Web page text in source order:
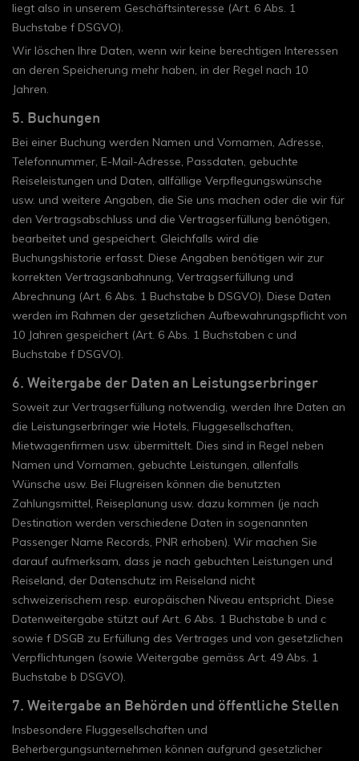
liegt also in unserem Geschäftsinteresse (Art. 6 Abs. 1
Buchstabe f DSGVO).
Wir löschen Ihre Daten, wenn wir keine berechtigen Interessen
an deren Speicherung mehr haben, in der Regel nach 10
Jahren.
5. Buchungen
Bei einer Buchung werden Namen und Vornamen, Adresse,
Telefonnummer, E-Mail-Adresse, Passdaten, gebuchte
Reiseleistungen und Daten, allfällige Verpflegungswünsche
usw. und weitere Angaben, die Sie uns machen oder die wir für
den Vertragsabschluss und die Vertragserfüllung benötigen,
bearbeitet und gespeichert. Gleichfalls wird die
Buchungshistorie erfasst. Diese Angaben benötigen wir zur
korrekten Vertragsanbahnung, Vertragserfüllung und
Abrechnung (Art. 6 Abs. 1 Buchstabe b DSGVO). Diese Daten
werden im Rahmen der gesetzlichen Aufbewahrungspflicht von
10 Jahren gespeichert (Art. 6 Abs. 1 Buchstaben c und
Buchstabe f DSGVO).
6. Weitergabe der Daten an Leistungserbringer
Soweit zur Vertragserfüllung notwendig, werden Ihre Daten an
die Leistungserbringer wie Hotels, Fluggesellschaften,
Mietwagenfirmen usw. übermittelt. Dies sind in Regel neben
Namen und Vornamen, gebuchte Leistungen, allenfalls
Wünsche usw. Bei Flugreisen können die benutzten
Zahlungsmittel, Reiseplanung usw. dazu kommen (je nach
Destination werden verschiedene Daten in sogenannten
Passenger Name Records, PNR erhoben). Wir machen Sie
darauf aufmerksam, dass je nach gebuchten Leistungen und
Reiseland, der Datenschutz im Reiseland nicht
schweizerischem resp. europäischen Niveau entspricht. Diese
Datenweitergabe stützt auf Art. 6 Abs. 1 Buchstabe b und c
sowie f DSGB zu Erfüllung des Vertrages und von gesetzlichen
Verpflichtungen (sowie Weitergabe gemäss Art. 49 Abs. 1
Buchstabe b DSGVO).
7. Weitergabe an Behörden und öffentliche Stellen
Insbesondere Fluggesellschaften und
Beherbergungsunternehmen können aufgrund gesetzlicher